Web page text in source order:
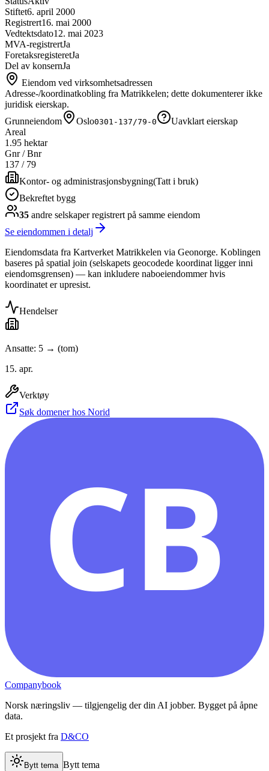
Stiftet6. april 2000
Registrert16. mai 2000
Vedtektsdato12. mai 2023
MVA-registrertJa
ForetaksregisteretJa
Del av konsernJa
Eiendom ved virksomhetsadressen
Adresse-/koordinatkobling fra Matrikkelen; dette dokumenterer ikke
juridisk eierskap.
Grunneiendom
Oslo0301-137/79-0
Uavklart eierskap
Areal
1.95 hektar
Gnr / Bnr
137 / 79
Kontor- og administrasjonsbygning(Tatt i bruk)
Bekreftet bygg
35 andre selskaperregistrert på samme eiendom
Se eiendommen i detalj
Eiendomsdata fra Kartverket Matrikkelen via Geonorge. Koblingen
baseres på spatial join (selskapets geocodede koordinat ligger inni
eiendomsgrensen) — kan inkludere naboeiendommer hvis
koordinatet er upresist.
Hendelser
Ansatte: 5 → (tom)
15. apr.
Verktøy
Søk domener hos Norid
CB
Companybook
Norsk næringsliv — tilgjengelig der din AI jobber. Bygget på åpne
data.
Et prosjekt fra D&CO
Bytt tema Bytt tema